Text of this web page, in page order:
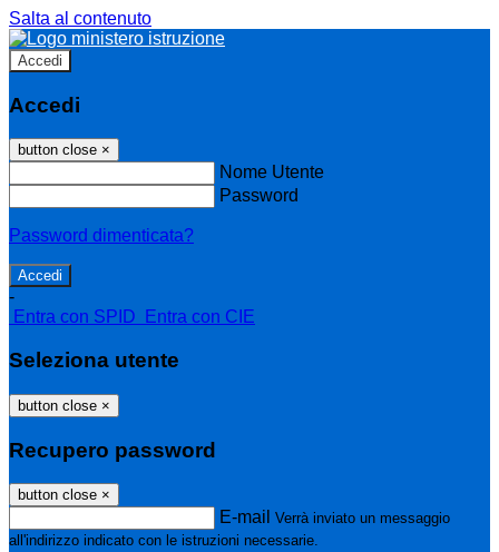
Salta al contenuto
Accedi
Accedi
button close ×
Nome Utente
Password
Password dimenticata?
-
Entra con SPID
Entra con CIE
Seleziona utente
button close ×
Recupero password
button close ×
E-mail Verrà inviato un messaggio
all'indirizzo indicato con le istruzioni necessarie.